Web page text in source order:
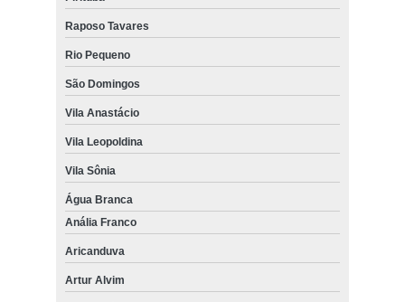
Raposo Tavares
Rio Pequeno
São Domingos
Vila Anastácio
Vila Leopoldina
Vila Sônia
Água Branca
Anália Franco
Aricanduva
Artur Alvim